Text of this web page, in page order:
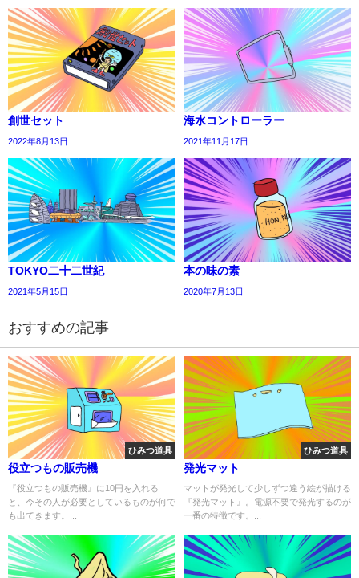
創世セット
2022年8月13日
海水コントローラー
2021年11月17日
TOKYO二十二世紀
2021年5月15日
本の味の素
2020年7月13日
おすすめの記事
ひみつ道具
役立つもの販売機
『役立つもの販売機』に10円を入れる
と、今その人が必要としているものが何で
も出てきます。...
ひみつ道具
発光マット
マットが発光して少しずつ違う絵が描ける
『発光マット』。電源不要で発光するのが
一番の特徴です。...